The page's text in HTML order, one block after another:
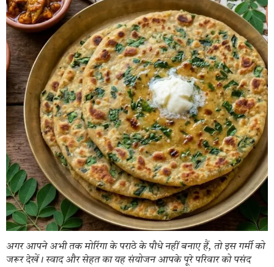
अगर आपने अभी तक मोरिंगा के पराठे के पौधे नहीं बनाए हैं, तो इस गर्मी को
जरूर देखें। स्वाद और सेहत का यह संयोजन आपके पूरे परिवार को पसंद